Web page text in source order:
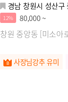
경남 창원시 성산구
12% 80,000 ~
창원 중앙동 [미소
사장님강추 유미